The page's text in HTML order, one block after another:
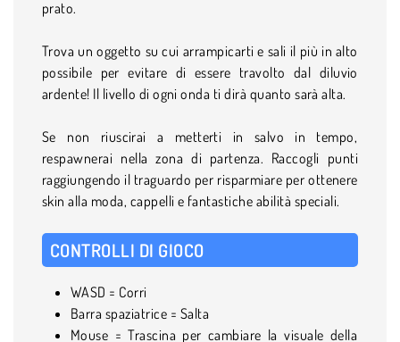
prato.
Trova un oggetto su cui arrampicarti e sali il più in alto
possibile per evitare di essere travolto dal diluvio
ardente! Il livello di ogni onda ti dirà quanto sarà alta.
Se non riuscirai a metterti in salvo in tempo,
respawnerai nella zona di partenza. Raccogli punti
raggiungendo il traguardo per risparmiare per ottenere
skin alla moda, cappelli e fantastiche abilità speciali.
CONTROLLI DI GIOCO
WASD = Corri
Barra spaziatrice = Salta
Mouse = Trascina per cambiare la visuale della